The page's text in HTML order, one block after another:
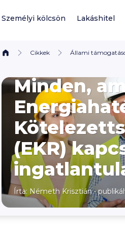
Személyi kölcsön Lakáshitel
Cikkek Állami
Minden,
(EKR)
Írta: Németh Krisztián•